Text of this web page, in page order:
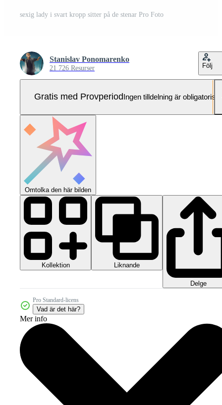
sexig lady i svart kropp sitter på de stenar Pro Foto
Stanislav Ponomarenko
21 726 Resurser Följ
Gratis med ProvperiodIngen tilldelning är obligatorisk
Omtolka den här bilden
Kollektion Liknande
Delge
Pro Standard-licens
Vad är det här?
Mer info